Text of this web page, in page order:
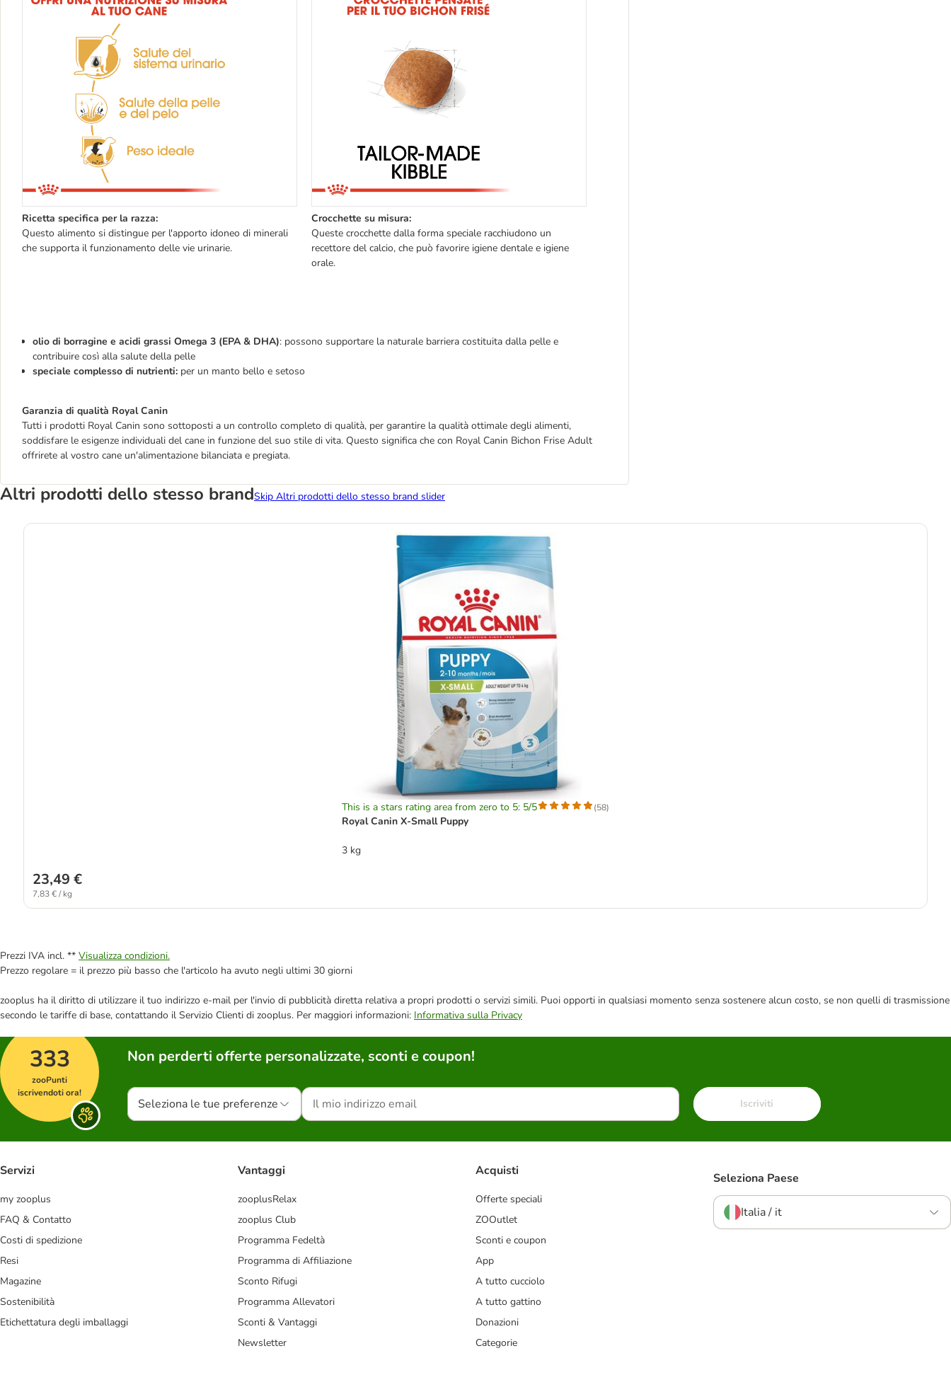
Ricetta specifica per la razza:
Questo alimento si distingue per l'apporto idoneo di minerali
che supporta il funzionamento delle vie urinarie.
Crocchette su misura:
Queste crocchette dalla forma speciale racchiudono un
recettore del calcio, che può favorire igiene dentale e igiene
orale.
olio di borragine e acidi grassi Omega 3 (EPA & DHA): possono supportare la naturale barriera costituita dalla pelle e
contribuire così alla salute della pelle
speciale complesso di nutrienti: per un manto bello e setoso
Garanzia di qualità Royal Canin
Tutti i prodotti Royal Canin sono sottoposti a un controllo completo di qualità, per garantire la qualità ottimale degli alimenti,
soddisfare le esigenze individuali del cane in funzione del suo stile di vita. Questo significa che con Royal Canin Bichon Frise Adult
offrirete al vostro cane un'alimentazione bilanciata e pregiata.
Altri prodotti dello stesso brandSkip Altri prodotti dello stesso brand slider
This is a stars rating area from zero to 5: 5/5 (58)
Royal Canin X-Small Puppy
3 kg
23,49 €
7,83 € / kg
Prezzi IVA incl. ** Visualizza condizioni.
Prezzo regolare = il prezzo più basso che l'articolo ha avuto negli ultimi 30 giorni
zooplus ha il diritto di utilizzare il tuo indirizzo e-mail per l'invio di pubblicità diretta relativa a propri prodotti o servizi simili. Puoi opporti in qualsiasi momento senza sostenere alcun costo, se non quelli di trasmissione
secondo le tariffe di base, contattando il Servizio Clienti di zooplus. Per maggiori informazioni: Informativa sulla Privacy
333
zooPunti
iscrivendoti ora!
Non perderti offerte personalizzate, sconti e coupon!
Seleziona le tue preferenze Iscriviti
Servizi
my zooplus
FAQ & Contatto
Costi di spedizione
Resi
Magazine
Sostenibilità
Etichettatura degli imballaggi
Vantaggi
zooplusRelax
zooplus Club
Programma Fedeltà
Programma di Affiliazione
Sconto Rifugi
Programma Allevatori
Sconti & Vantaggi
Newsletter
Acquisti
Offerte speciali
ZOOutlet
Sconti e coupon
App
A tutto cucciolo
A tutto gattino
Donazioni
Categorie
Seleziona Paese
Italia / it